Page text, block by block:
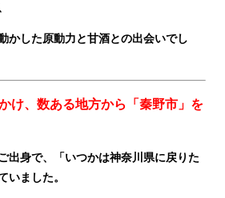
かした原動力と甘酒との出会いでし
け、数ある地方から「秦野市」を
出身で、「いつかは神奈川県に戻りた
いました。